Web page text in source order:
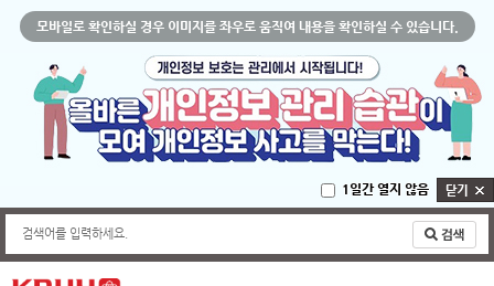
모바일로 확인하실 경우 이미지를 좌우로 움직여 내용을 확인하실 수 있습니다.
1일간 열지 않음
검색어를 입력하세요.